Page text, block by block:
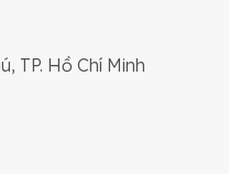
TP. Hồ Chí Minh